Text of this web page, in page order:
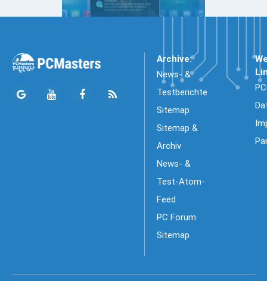
Archive:
News- &
Testberichte
Sitemap
Sitemap &
Archiv
News- &
Test-Atom-
Feed
PC Forum
Sitemap